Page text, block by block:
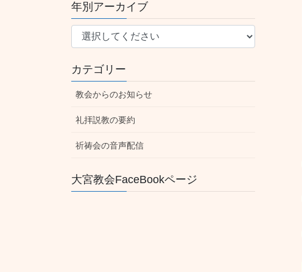
年別アーカイブ
カテゴリー
教会からのお知らせ
礼拝説教の要約
祈祷会の音声配信
大宮教会FaceBookページ